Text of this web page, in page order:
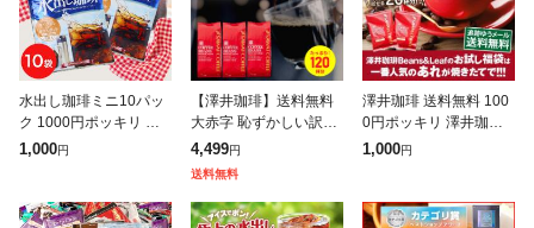
水出し珈琲ミニ10パッ
ク 1000円ポッキリ 送
料無料 水出しコーヒー
珈琲パック
1,000円
【澤井珈琲】送料無料
大赤字 恥ずかしい訳あ
りコーヒー福袋 120杯
1.2kg (ワケ/わけ/訳有/
お
4,499円
送料無料
澤井珈琲 送料無料 100
0円ポッキリ 澤井珈琲
の美味しさを詰めこん
ゆうメール 焙煎し
1,000円